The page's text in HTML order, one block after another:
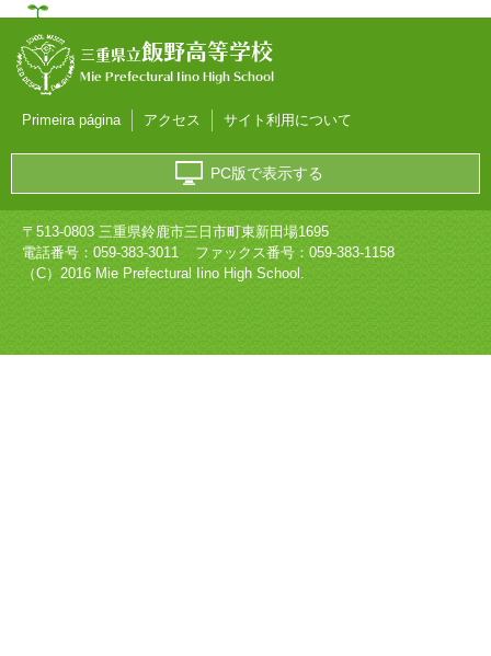
三重県立飯野高等学校
Mie Prefectural Iino High School
Primeira página アクセス サイト利用について
PC版で表示する
〒513-0803 三重県鈴鹿市三日市町東新田場1695
電話番号： 059-383-3011
ファックス番号：059-383-1158
（C）2016 Mie Prefectural Iino High School.